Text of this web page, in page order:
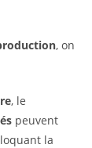
, on
, le
peuvent
la